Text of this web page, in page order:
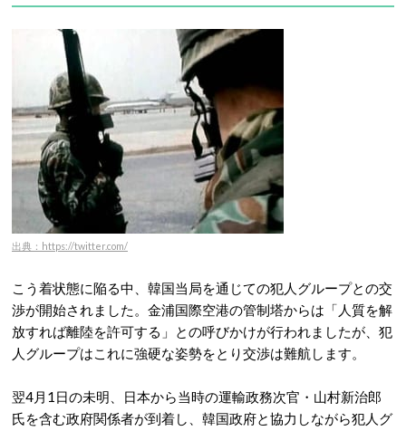
出典：https://twitter.com/
こう着状態に陥る中、韓国当局を通じての犯人グループとの交
渉が開始されました。金浦国際空港の管制塔からは「人質を解
放すれば離陸を許可する」との呼びかけが行われましたが、犯
人グループはこれに強硬な姿勢をとり交渉は難航します。
翌4月1日の未明、日本から当時の運輸政務次官・山村新治郎
氏を含む政府関係者が到着し、韓国政府と協力しながら犯人グ